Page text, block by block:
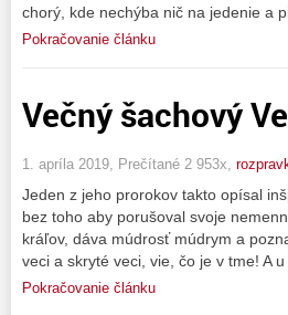
chorý, kde nechýba nič na jedenie a
Pokračovanie článku
Večný šachový
1. apríla 2019, Prečítané 2 953x,
Jeden z jeho prorokov takto opísal
bez toho aby porušoval svoje
kráľov, dáva múdrosť múdrym a
veci a skryté veci, vie, čo je v tme! A
Pokračovanie článku